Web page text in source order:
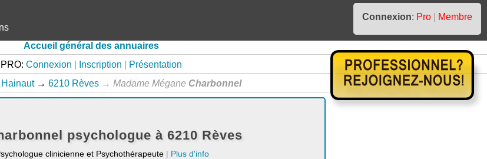
Connexion: Pro
Membre
Accueil général des annuaires
PRO: Connexion Inscription
Présentation
Hainaut → 6210 Rèves → Madame Mégane Charbonnel
psychologue à 6210 Rèves
clinicienne et Psychothérapeute | Plus d'info